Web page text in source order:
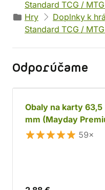
Standard TCG /
Hry
Doplnky k
Standard TCG /
Odporúčame
Obaly na karty 63,5
mm (Mayday
59×